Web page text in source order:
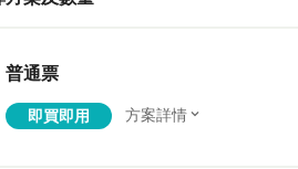
普通票
即買即用 方案詳情